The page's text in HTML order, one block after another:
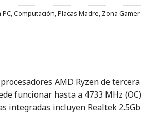
,Computación,Placas Madre, Zona Gamer
AMD Ryzen de
funcionar hasta a 4733 MHz
integradas incluyen Realtek